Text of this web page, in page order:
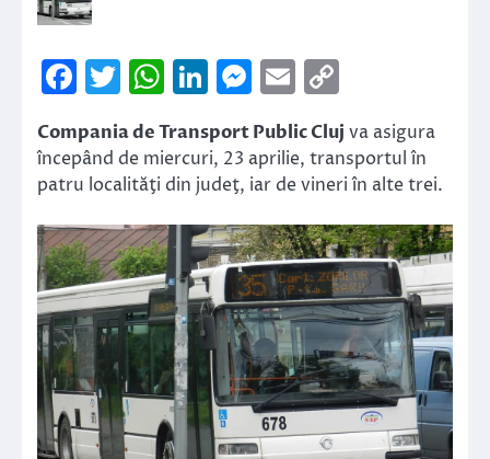
Facebook
Twitter
WhatsApp
LinkedIn
Messenger
Email
Link
Compania de Transport Public Cluj va asigura
începând de miercuri, 23 aprilie, transportul în
patru localităţi din judeţ, iar de vineri în alte trei.